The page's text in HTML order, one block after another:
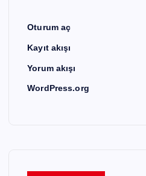
Oturum aç
Kayıt akışı
Yorum akışı
WordPress.org